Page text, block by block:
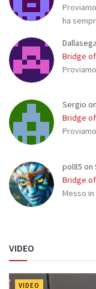
ha
Bridge
Sergio on
Bridge
pol85 on
Bridge
Messo
VIDEO
VIDEO